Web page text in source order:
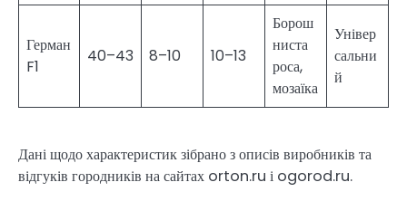
Герман
F1
40–43 8–10 10–13
Борош
ниста
роса,
мозаїка
Універ
сальни
й
Дані щодо характеристик зібрано з описів виробників та
відгуків городників на сайтах orton.ru і ogorod.ru.